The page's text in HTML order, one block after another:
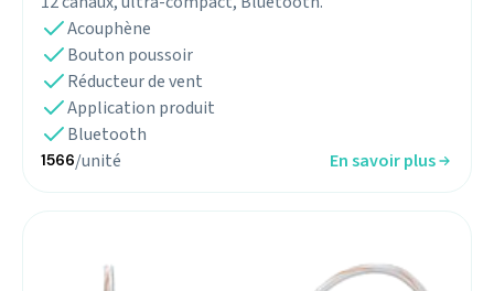
Acouphène
Bouton poussoir
Réducteur de vent
Application produit
Bluetooth
1566/unité En savoir plus